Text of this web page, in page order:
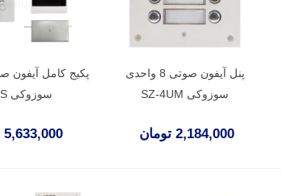
پنل آیفون صوتی 8 واحدی
سوزوکی SZ-4UM
2,184,000 تومان
سوزوکی SZ-2S
5,633,000 تومان